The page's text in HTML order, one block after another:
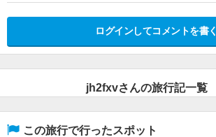
ログインしてコメントを書く
jh2fxvさんの旅行記一覧
この旅行で行ったスポット